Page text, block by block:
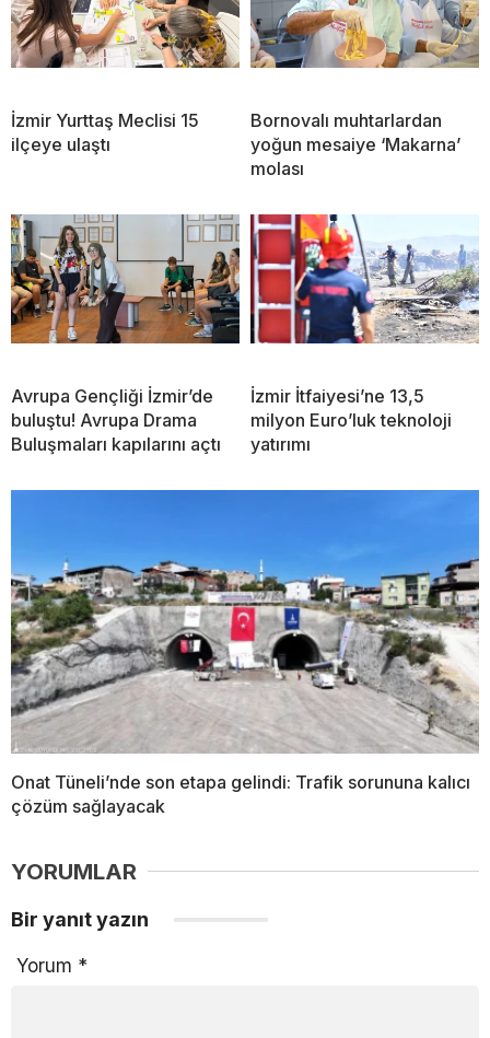
İzmir Yurttaş Meclisi 15
ilçeye ulaştı
Bornovalı muhtarlardan
yoğun mesaiye ‘Makarna’
molası
Avrupa Gençliği İzmir’de
buluştu! Avrupa Drama
Buluşmaları kapılarını açtı
İzmir İtfaiyesi’ne 13,5
milyon Euro’luk teknoloji
yatırımı
Onat Tüneli’nde son etapa gelindi: Trafik sorununa kalıcı
çözüm sağlayacak
YORUMLAR
Bir yanıt yazın
Yorum *